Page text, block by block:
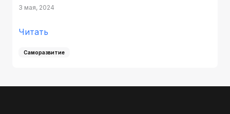
3 мая, 2024
Читать
Саморазвитие